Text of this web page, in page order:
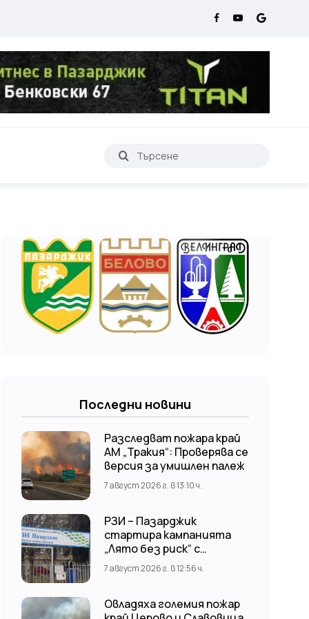
Последни новини
Разследват пожара край
АМ „Тракия“: Проверява се
версия за умишлен палеж
7 август 2026 г. в 13:10 ч.
РЗИ – Пазарджик
стартира кампанията
„Лято без риск“ с
безплатни и анонимни
изследвания за ХИВ
7 август 2026 г. в 12:56 ч.
Овладяха големия пожар